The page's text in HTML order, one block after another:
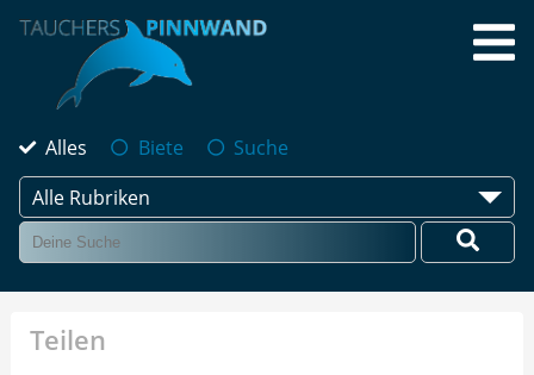
Alles Biete
Suche
Alle Rubriken
Teilen